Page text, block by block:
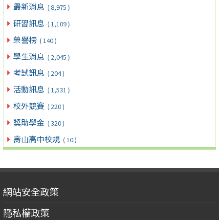
最新消息 ( 8,975 )
研習訊息 ( 1,109 )
榮譽榜 ( 140 )
學生消息 ( 2,045 )
考試訊息 ( 204 )
活動訊息 ( 1,531 )
校外競賽 ( 220 )
獎助學金 ( 320 )
壽山高中校規 ( 10 )
網站安全政策
隱私權政策